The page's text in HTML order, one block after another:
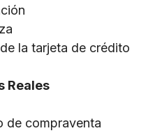
la tarjeta de crédito
Reales
de compraventa